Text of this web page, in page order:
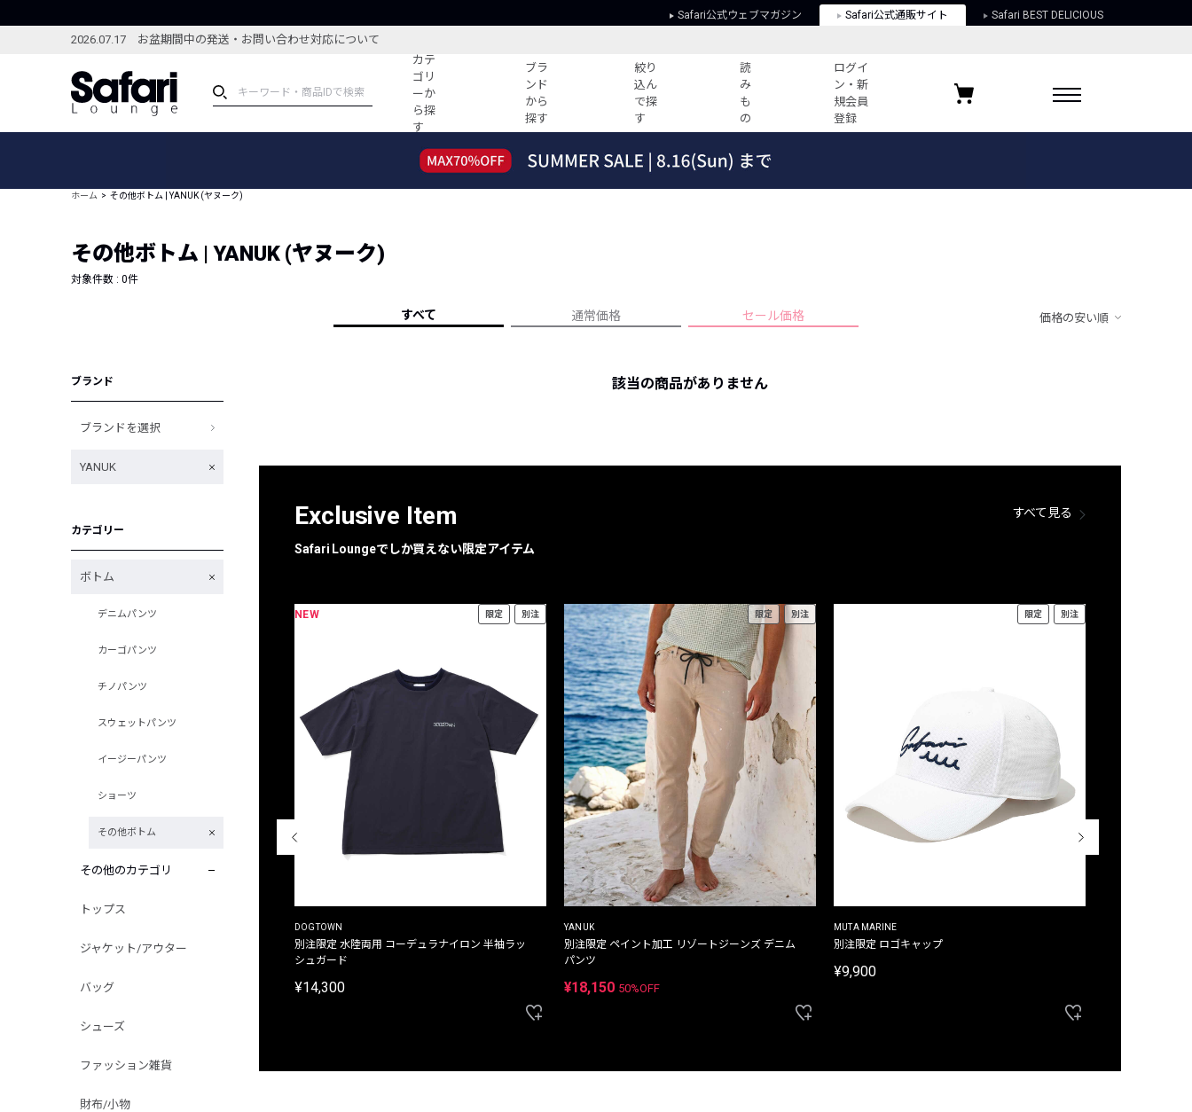
Safari公式ウェブマガジン Safari公式通販サイト Safari BEST DELICIOUS
2026.07.17 お盆期間中の発送・お問い合わせ対応について
カテ
ゴリ
ーか
ら探
す
ブラ
ンド
から
探す
絞り
込ん
で探
す
読
み
も
の
ログイ
ン・新
規会員
登録
ブランドから探す
新着アイテム
編集部のおすすめアイテム
コーディネート
すべての記事
人気記事ランキング
フォーカスブランド
プライバシーポリシー
お気に入りブランド
ホーム その他ボトム | YANUK (ヤヌーク)
その他ボトム | YANUK (ヤヌーク)
対象件数 : 0件
すべて 通常価格 セール価格 価格の安い順
ブランド
ブランドを選択
YANUK
カテゴリー
ボトム
デニムパンツ
カーゴパンツ
チノパンツ
スウェットパンツ
イージーパンツ
ショーツ
その他ボトム
その他のカテゴリ
トップス
ジャケット/アウター
バッグ
シューズ
ファッション雑貨
財布/小物
該当の商品がありません
Exclusive Item
Safari Loungeでしか買えない限定アイテム
すべて見る
別注限定 ピグメントダイ バックプリント サーフ
NEW 限定 別注
DOGTOWN
別注限定 水陸両用 コーデュラナイロン 半袖ラッ
シュガード
¥14,300
限定 別注
YANUK
別注限定 ペイント加工 リゾートジーンズ デニム
パンツ
¥18,150 50%OFF
限定 別注
MUTA MARINE
別注限定 ロゴキャップ
¥9,900